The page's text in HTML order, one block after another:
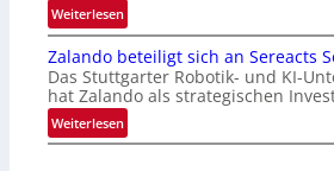
Weiterlesen:
I
n
t
e
r
n
Zalando beteiligt sich an Sereacts
Das Stuttgarter Robotik- und KI-
hat Zalando als strategischen
Weiterlesen:
Z